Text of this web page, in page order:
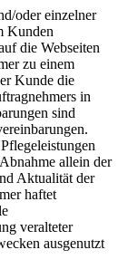
oder einzelner
Kunden
die Webseiten
zu einem
Kunde die
in
sind
allein der
Aktualität der
haftet
veralteter
ausgenutzt